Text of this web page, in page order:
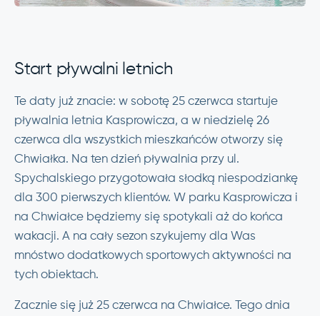
Start pływalni letnich
Te daty już znacie: w sobotę 25 czerwca startuje
pływalnia letnia Kasprowicza, a w niedzielę 26
czerwca dla wszystkich mieszkańców otworzy się
Chwiałka. Na ten dzień pływalnia przy ul.
Spychalskiego przygotowała słodką niespodziankę
dla 300 pierwszych klientów. W parku Kasprowicza i
na Chwiałce będziemy się spotykali aż do końca
wakacji. A na cały sezon szykujemy dla Was
mnóstwo dodatkowych sportowych aktywności na
tych obiektach.
Zacznie się już 25 czerwca na Chwiałce. Tego dnia